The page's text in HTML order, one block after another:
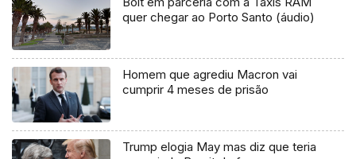
quer chegar ao Porto Santo (áudio)
Homem que agrediu Macron vai
cumprir 4 meses de prisão
Trump elogia May mas diz que teria